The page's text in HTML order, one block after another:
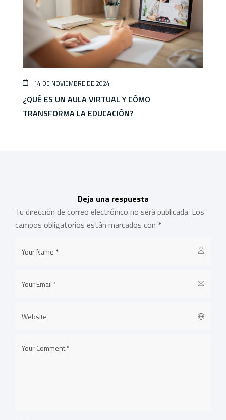
14 DE NOVIEMBRE DE 2024
¿QUÉ ES UN AULA VIRTUAL Y CÓMO
TRANSFORMA LA EDUCACIÓN?
Deja una respuesta
Tu dirección de correo electrónico no será publicada. Los
campos obligatorios están marcados con *